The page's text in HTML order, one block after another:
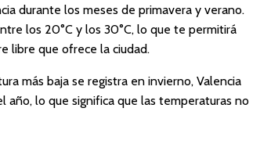
durante los meses de primavera y verano.
los 20°C y los 30°C, lo que te permitirá
libre que ofrece la ciudad.
más baja se registra en invierno, Valencia
lo que significa que las temperaturas no